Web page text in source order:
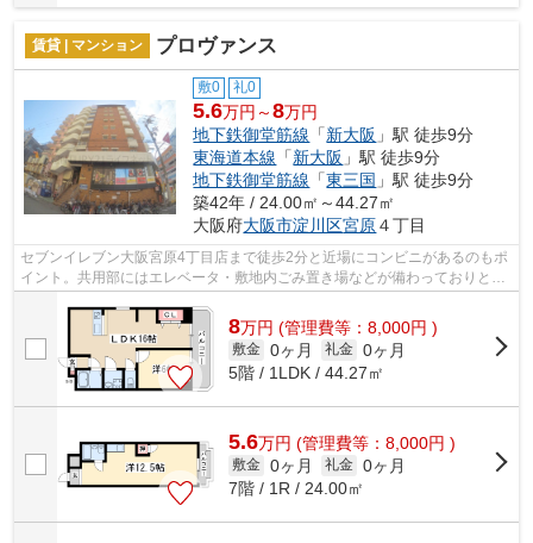
賃貸 | マンション プロヴァンス
敷0 礼0
5.6万円～8万円
地下鉄御堂筋線 「新大阪 」駅 徒歩9分
東海道本線 「新大阪 」駅 徒歩9分
地下鉄御堂筋線 「東三国 」駅 徒歩9分
築42年 / 24.00㎡～44.27㎡
大阪府大阪市淀川区宮原４丁目
セブンイレブン大阪宮原4丁目店まで徒歩2分と近場にコンビニがあるのもポ
イント。共用部にはエレベータ・敷地内ごみ置き場などが備わっておりとて
8万円 (管理費等：8,000円 )
敷金 0ヶ月 礼金 0ヶ月
5階 / 1LDK / 44.27㎡
5.6万円 (管理費等：8,000円 )
敷金 0ヶ月 礼金 0ヶ月
7階 / 1R / 24.00㎡